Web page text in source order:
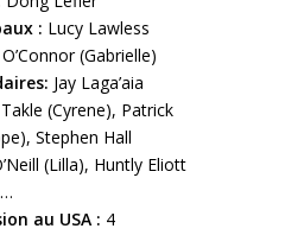
: Lucy Lawless
(Gabrielle)
Jay Laga’aia
(Cyrene), Patrick
Stephen Hall
(Lilla), Huntly Eliott
au USA : 4